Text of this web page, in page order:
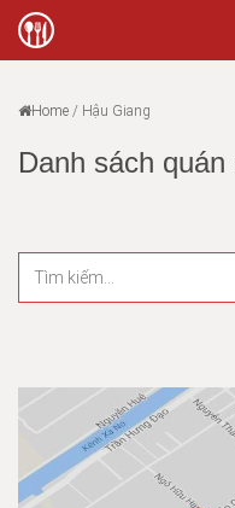
Home / Hậu Giang
Danh sách